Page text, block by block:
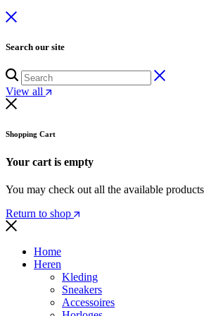
Search our site
View all
Shopping Cart
Your cart is empty
You may check out all the available
Return to shop
Home
Heren
Kleding
Sneakers
Accessoires